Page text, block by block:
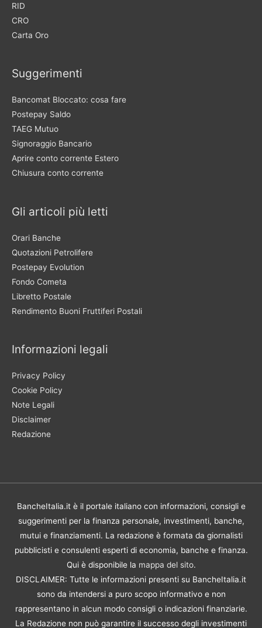
RID
CRO
Carta Oro
Suggerimenti
Bancomat Bloccato: cosa fare
Postepay Saldo
TAEG Mutuo
Signoraggio Bancario
Aprire conto corrente Estero
Chiusura conto corrente
Gli articoli più letti
Orari Banche
Quotazioni Petrolifere
Postepay Evolution
Fondo Cometa
Libretto Postale
Rendimento Buoni Fruttiferi Postali
Informazioni legali
Privacy Policy
Cookie Policy
Note Legali
Disclaimer
Redazione
BancheItalia.it è il portale italiano con informazioni, consigli e
suggerimenti per la finanza personale, investimenti, banche,
mutui e finanziamenti. La redazione è formata da giornalisti
pubblicisti e consulenti esperti di economia, banche e finanza.
Qui è disponibile la mappa del sito.
DISCLAIMER: Tutte le informazioni presenti su BancheItalia.it
sono da intendersi a puro scopo informativo e non
rappresentano in alcun modo consigli o indicazioni finanziarie.
La Redazione non può garantire il successo degli investimenti